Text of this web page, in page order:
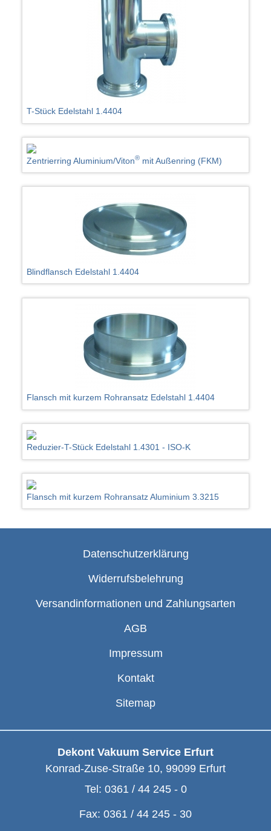
T-Stück Edelstahl 1.4404
Zentrierring Aluminium/Viton® mit Außenring (FKM)
Blindflansch Edelstahl 1.4404
Flansch mit kurzem Rohransatz Edelstahl 1.4404
Reduzier-T-Stück Edelstahl 1.4301 - ISO-K
Flansch mit kurzem Rohransatz Aluminium 3.3215
Datenschutzerklärung
Widerrufsbelehrung
Versandinformationen und Zahlungsarten
AGB
Impressum
Kontakt
Sitemap
Dekont Vakuum Service Erfurt
Konrad-Zuse-Straße 10, 99099 Erfurt
Tel: 0361 / 44 245 - 0
Fax: 0361 / 44 245 - 30